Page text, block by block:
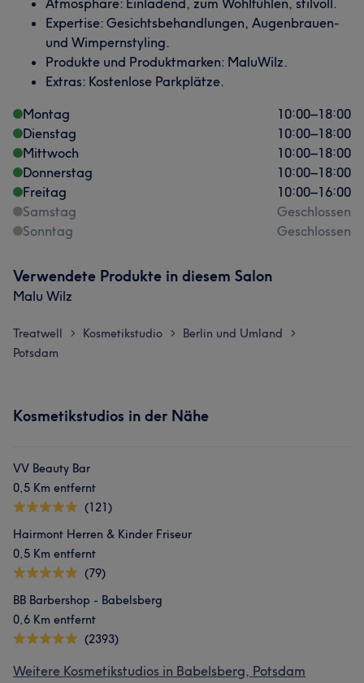
Atmosphäre: Einladend, zum Wohlfühlen, stilvoll.
Expertise: Gesichtsbehandlungen, Augenbrauen-
und Wimpernstyling.
Produkte und Produktmarken: MaluWilz.
Extras: Kostenlose Parkplätze.
Montag
10:00–18:00
Dienstag
10:00–18:00
Mittwoch
10:00–18:00
Donnerstag
10:00–18:00
Freitag
10:00–16:00
Samstag
Geschlossen
Sonntag
Geschlossen
Verwendete Produkte in diesem Salon
Malu Wilz
Treatwell > Kosmetikstudio > Berlin und Umland >
Potsdam
Kosmetikstudios in der Nähe
VV Beauty Bar
0,5 Km entfernt
(121)
Hairmont Herren & Kinder Friseur
0,5 Km entfernt
(79)
BB Barbershop - Babelsberg
0,6 Km entfernt
(2393)
Weitere Kosmetikstudios in Babelsberg, Potsdam